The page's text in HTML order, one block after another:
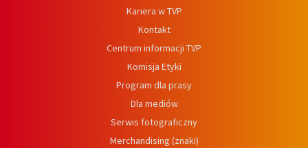
Kariera w TVP
Kontakt
Centrum informacji TVP
Komisja Etyki
Program dla prasy
Dla mediów
Serwis fotograficzny
Merchandising (znaki)